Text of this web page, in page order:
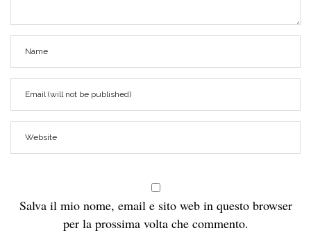
Salva il mio nome, email e sito web in questo browser
per la prossima volta che commento.